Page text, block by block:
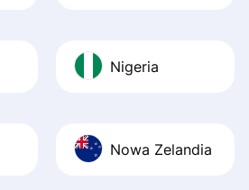
Nigeria
Nowa Zelandia